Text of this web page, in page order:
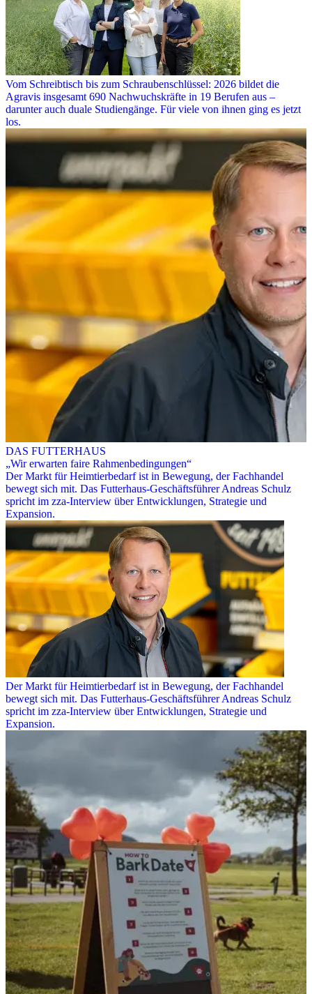
Vom Schreibtisch bis zum Schraubenschlüssel: 2026 bildet die
Agravis insgesamt 690 Nachwuchskräfte in 19 Berufen aus –
darunter auch duale Studiengänge. Für viele von ihnen ging es jetzt
los.
DAS FUTTERHAUS
„Wir erwarten faire Rahmenbedingungen“
Der Markt für Heimtierbedarf ist in Bewegung, der Fachhandel
bewegt sich mit. Das Futterhaus-Geschäftsführer Andreas Schulz
spricht im zza-Interview über Entwicklungen, Strategie und
Expansion.
Der Markt für Heimtierbedarf ist in Bewegung, der Fachhandel
bewegt sich mit. Das Futterhaus-Geschäftsführer Andreas Schulz
spricht im zza-Interview über Entwicklungen, Strategie und
Expansion.